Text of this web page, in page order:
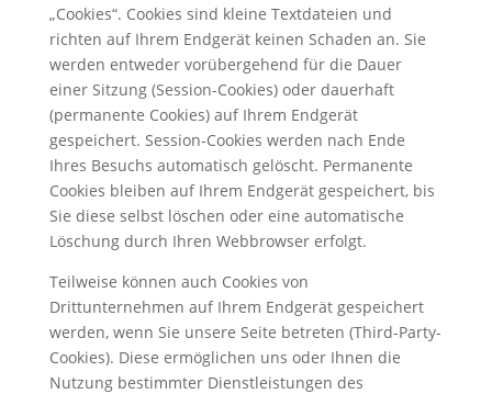
„Cookies“. Cookies sind kleine Textdateien und
richten auf Ihrem Endgerät keinen Schaden an. Sie
werden entweder vorübergehend für die Dauer
einer Sitzung (Session-Cookies) oder dauerhaft
(permanente Cookies) auf Ihrem Endgerät
gespeichert. Session-Cookies werden nach Ende
Ihres Besuchs automatisch gelöscht. Permanente
Cookies bleiben auf Ihrem Endgerät gespeichert, bis
Sie diese selbst löschen oder eine automatische
Löschung durch Ihren Webbrowser erfolgt.
Teilweise können auch Cookies von
Drittunternehmen auf Ihrem Endgerät gespeichert
werden, wenn Sie unsere Seite betreten (Third-Party-
Cookies). Diese ermöglichen uns oder Ihnen die
Nutzung bestimmter Dienstleistungen des